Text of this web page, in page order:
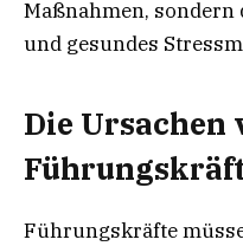
Maßnahmen,
und gesundes
Die Ursachen
Führungskräfte